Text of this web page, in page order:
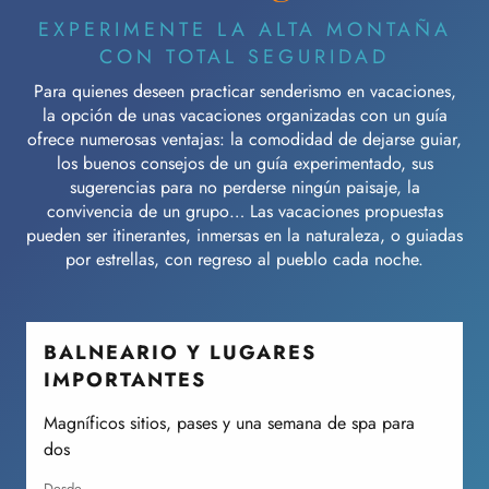
EXPERIMENTE LA ALTA MONTAÑA
CON TOTAL SEGURIDAD
Para quienes deseen practicar senderismo en vacaciones,
la opción de unas vacaciones organizadas con un guía
ofrece numerosas ventajas: la comodidad de dejarse guiar,
los buenos consejos de un guía experimentado, sus
sugerencias para no perderse ningún paisaje, la
convivencia de un grupo… Las vacaciones propuestas
pueden ser itinerantes, inmersas en la naturaleza, o guiadas
por estrellas, con regreso al pueblo cada noche.
BALNEARIO Y LUGARES
IMPORTANTES
Magníficos sitios, pases y una semana de spa para
dos